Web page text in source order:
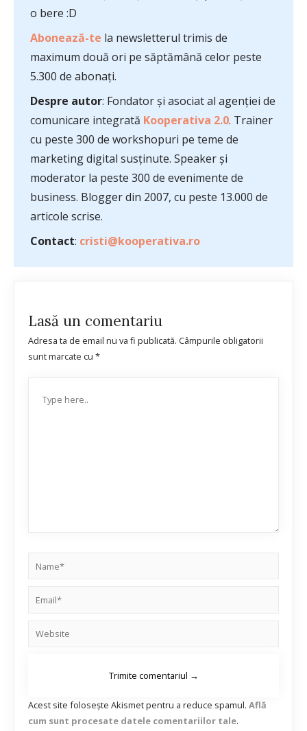
o bere :D
Abonează-te la newsletterul trimis de
maximum două ori pe săptămână celor peste
5.300 de abonați.
Despre autor: Fondator și asociat al agenției de
comunicare integrată Kooperativa 2.0. Trainer
cu peste 300 de workshopuri pe teme de
marketing digital susținute. Speaker și
moderator la peste 300 de evenimente de
business. Blogger din 2007, cu peste 13.000 de
articole scrise.
Contact: cristi@kooperativa.ro
Lasă un comentariu
Adresa ta de email nu va fi publicată. Câmpurile obligatorii
sunt marcate cu *
Acest site folosește Akismet pentru a reduce spamul. Află
cum sunt procesate datele comentariilor tale.